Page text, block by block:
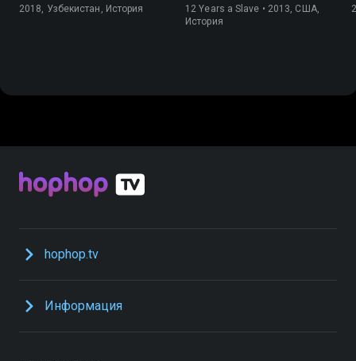
2018, Узбекистан, История
12 Years a Slave • 2013, США,
История
hophop.tv
Информация